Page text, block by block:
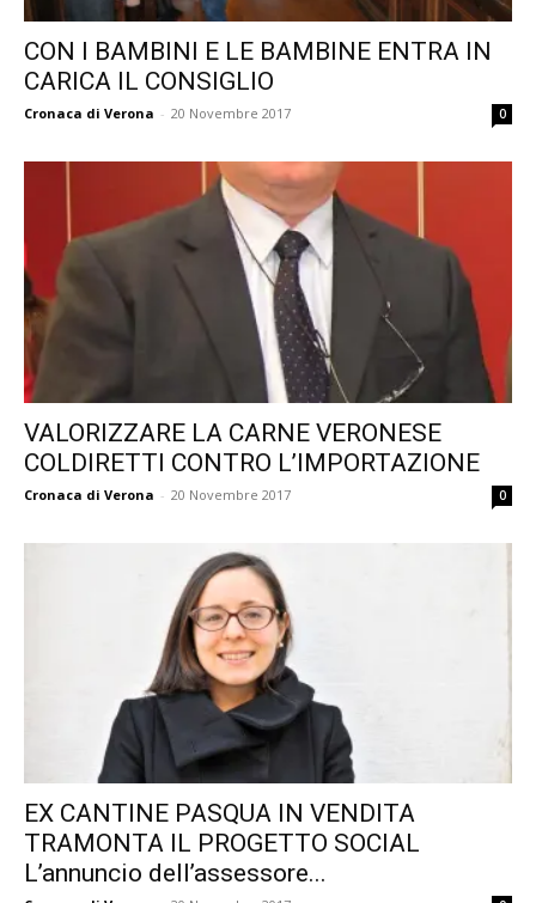
CON I BAMBINI E LE BAMBINE ENTRA IN
CARICA IL CONSIGLIO
Cronaca di Verona - 20 Novembre 2017 0
VALORIZZARE LA CARNE VERONESE
COLDIRETTI CONTRO L’IMPORTAZIONE
Cronaca di Verona - 20 Novembre 2017 0
EX CANTINE PASQUA IN VENDITA
TRAMONTA IL PROGETTO SOCIAL
L’annuncio dell’assessore...